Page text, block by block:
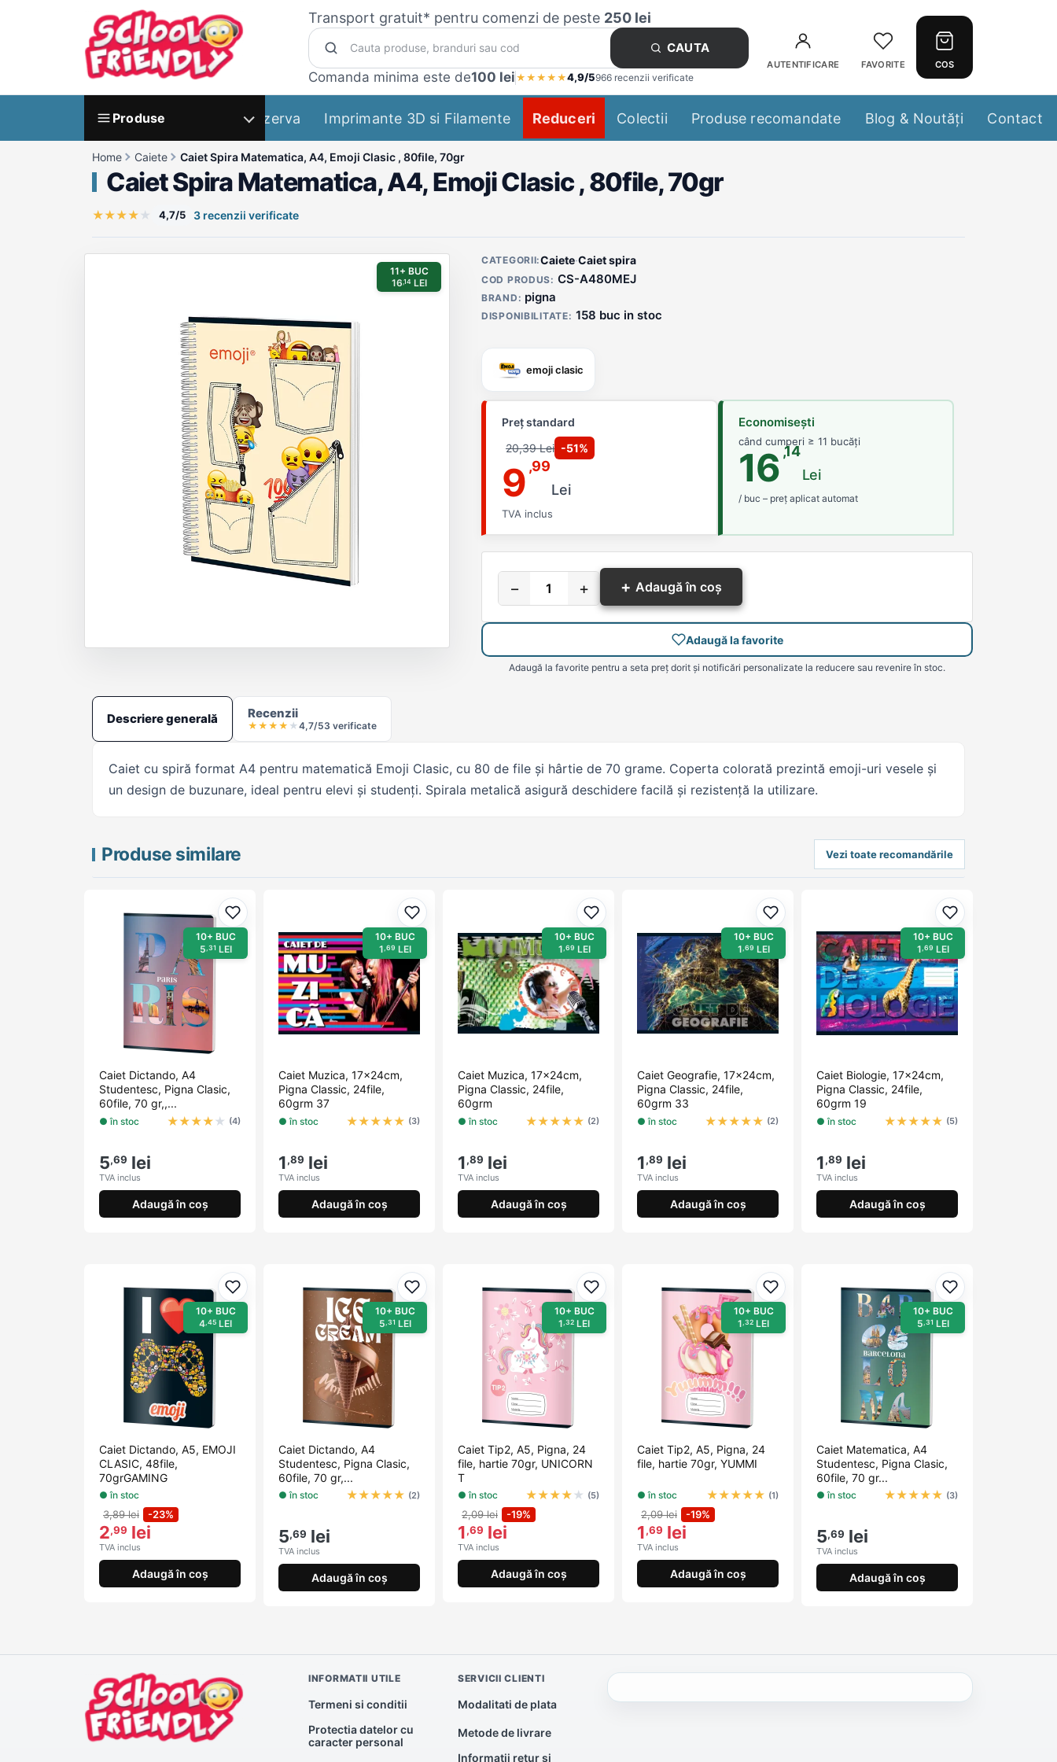
Transport gratuit* pentru comenzi de peste 250 lei
CAUTA
Comanda minima este de100 lei ★ ★ ★ ★ ★4,9/5966 recenzii verificate
AUTENTIFICARE FAVORITE COS
Produse Rezerva Imprimante 3D si Filamente Reduceri Colectii Produse recomandate Blog & Noutăți Contact
Home Caiete Caiet Spira Matematica, A4, Emoji Clasic , 80file, 70gr
Caiet Spira Matematica, A4, Emoji Clasic , 80file, 70gr
★★★★ ★ 4,7/5 3 recenzii verificate
11+ BUC
16,14LEI
Detalii produs
CATEGORII:Caiete·Caiet spira
COD PRODUS: CS-A480MEJ
BRAND: pigna
DISPONIBILITATE: 158 buc in stoc
emoji clasic
Preț standard
20,39 Lei -51%
9 ,99
Lei
TVA inclus
Economisești
când cumperi ≥ 11 bucăți
16 ,14
Lei
/ buc – preț aplicat automat
− + + Adaugă în coș
Adaugă la favorite
Adaugă la favorite pentru a seta preț dorit și notificări personalizate la reducere sau revenire în stoc.
Descriere generală Recenzii
★ ★ ★ ★ ★4,7/53 verificate
Caiet cu spiră format A4 pentru matematică Emoji Clasic, cu 80 de file și hârtie de 70 grame. Coperta colorată prezintă emoji-uri vesele și
un design de buzunare, ideal pentru elevi și studenți. Spirala metalică asigură deschidere facilă și rezistență la utilizare.
Produse similare Vezi toate recomandările
Adaugă la favorite
10+ BUC
5,31 LEI
Caiet Dictando, A4
Studentesc, Pigna Clasic,
60file, 70 gr,,...
● în stoc ★★★★ ★ (4)
5,69 lei
TVA inclus
Adaugă în coș
Adaugă la favorite
10+ BUC
1,69 LEI
Caiet Muzica, 17x24cm,
Pigna Classic, 24file,
60grm 37
● în stoc ★★★★★ (3)
1,89 lei
TVA inclus
Adaugă în coș
Adaugă la favorite
10+ BUC
1,69 LEI
Caiet Muzica, 17x24cm,
Pigna Classic, 24file,
60grm
● în stoc ★★★★★ (2)
1,89 lei
TVA inclus
Adaugă în coș
Adaugă la favorite
10+ BUC
1,69 LEI
Caiet Geografie, 17x24cm,
Pigna Classic, 24file,
60grm 33
● în stoc ★★★★★ (2)
1,89 lei
TVA inclus
Adaugă în coș
Adaugă la
10+ BUC
1,69 LEI
Caiet Biologie, 17x24cm,
Pigna Classic, 24file,
60grm 19
● în stoc ★★★★★ (5)
1,89 lei
TVA inclus
Adaugă în coș
Adaugă la favorite
10+ BUC
4,45 LEI
Caiet Dictando, A5, EMOJI
CLASIC, 48file,
70grGAMING
● în stoc
3,89 lei -23%
2,99 lei
TVA inclus
Adaugă în coș
Adaugă la favorite
10+ BUC
5,31 LEI
Caiet Dictando, A4
Studentesc, Pigna Clasic,
60file, 70 gr,...
● în stoc ★★★★★ (2)
5,69 lei
TVA inclus
Adaugă în coș
Adaugă la favorite
10+ BUC
1,32 LEI
Caiet Tip2, A5, Pigna, 24
file, hartie 70gr, UNICORN
T
● în stoc ★★★★ ★ (5)
2,09 lei -19%
1,69 lei
TVA inclus
Adaugă în coș
Adaugă la favorite
10+ BUC
1,32 LEI
Caiet Tip2, A5, Pigna, 24
file, hartie 70gr, YUMMI
● în stoc ★★★★★ (1)
2,09 lei -19%
1,69 lei
TVA inclus
Adaugă în coș
Adaugă la
10+ BUC
5,31 LEI
Caiet Matematica, A4
Studentesc, Pigna Clasic,
60file, 70 gr...
● în stoc ★★★★★ (3)
5,69 lei
TVA inclus
Adaugă în coș
INFORMATII UTILE
Termeni si conditii
Protectia datelor cu
caracter personal
SERVICII CLIENTI
Modalitati de plata
Metode de livrare
Informatii retur si